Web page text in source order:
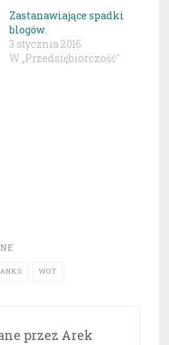
Zastanawiające spadki
blogów.
3 stycznia 2016
W „Przedsiębiorczość"
WOT
przez Arek